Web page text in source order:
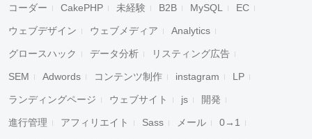
コーダー CakePHP 未経験 B2B MySQL EC
ウェブデザイン ウェブメディア Analytics
グロースハック データ分析 リスティング広告
SEM Adwords コンテンツ制作 instagram LP
ランディングページ ウェブサイト js 開発
進行管理 アフィリエイト Sass メール 0→1